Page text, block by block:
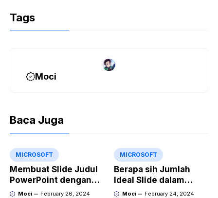
Tags
Moci
Baca Juga
MICROSOFT
Membuat Slide Judul
PowerPoint dengan
Video Animasi
Moci February 26, 2024
MICROSOFT
Berapa sih Jumlah
Ideal Slide dalam
Sebuah Materi Power
Moci February 24, 2024